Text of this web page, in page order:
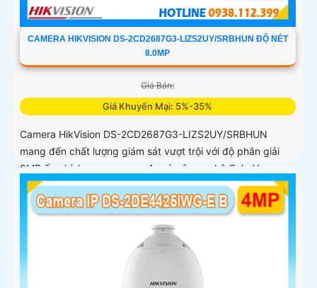
CAMERA HIKVISION DS-2CD2687G3-LIZS2UY/SRBHUN ĐỘ NÉT
8.0MP
Giá Bán:
Giá Khuyến Mại: 5%-35%
Camera HikVision DS-2CD2687G3-LIZS2UY/SRBHUN
mang đến chất lượng giám sát vượt trội với độ phân giải
8MP ống kính zoom quang 4x và công nghệ ColorVu